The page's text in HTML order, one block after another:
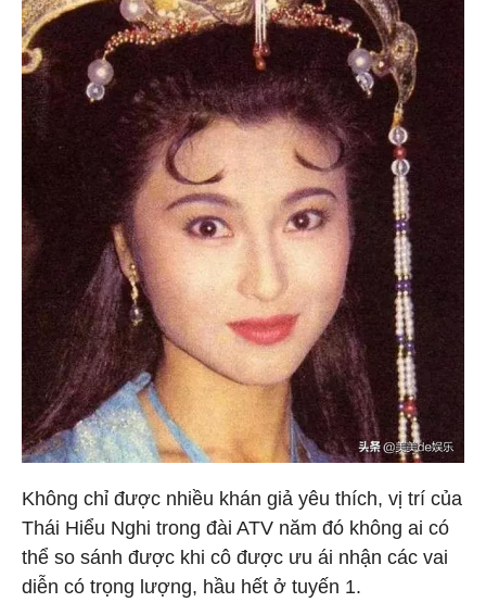
Không chỉ được nhiều khán giả yêu thích, vị trí của
Thái Hiểu Nghi trong đài ATV năm đó không ai có
thể so sánh được khi cô được ưu ái nhận các vai
diễn có trọng lượng, hầu hết ở tuyến 1.